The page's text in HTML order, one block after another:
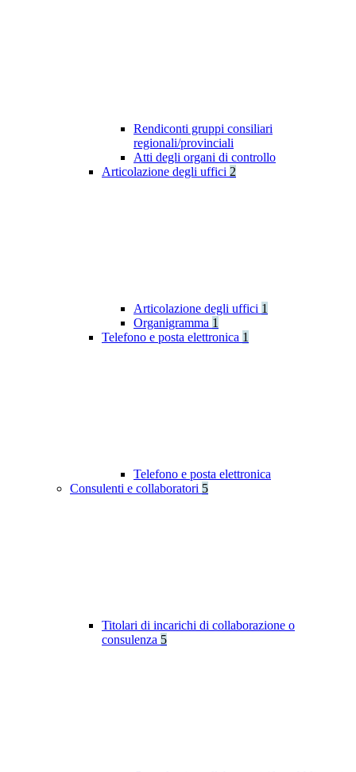
Rendiconti gruppi consiliari
regionali/provinciali
Atti degli organi di controllo
Articolazione degli uffici 2
Articolazione degli uffici 1
Organigramma 1
Telefono e posta elettronica 1
Telefono e posta elettronica
Consulenti e collaboratori 5
Titolari di incarichi di collaborazione o
consulenza 5